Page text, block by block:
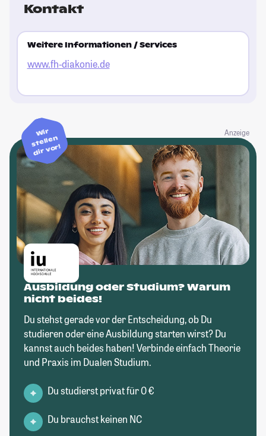
Kontakt
Weitere Informationen / Services
www.fh-diakonie.de
Anzeige
Wir
stellen
dir vor!
Ausbildung oder Studium? Warum
nicht beides!
Du stehst gerade vor der Entscheidung, ob Du
studieren oder eine Ausbildung starten wirst? Du
kannst auch beides haben! Verbinde einfach Theorie
und Praxis im Dualen Studium.
Du studierst privat für 0 €
Du brauchst keinen NC